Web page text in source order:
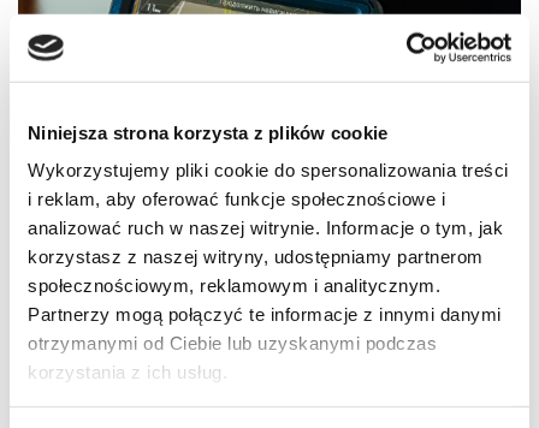
Niniejsza strona korzysta z plików cookie
Wykorzystujemy pliki cookie do spersonalizowania treści
i reklam, aby oferować funkcje społecznościowe i
analizować ruch w naszej witrynie. Informacje o tym, jak
korzystasz z naszej witryny, udostępniamy partnerom
społecznościowym, reklamowym i analitycznym.
Partnerzy mogą połączyć te informacje z innymi danymi
otrzymanymi od Ciebie lub uzyskanymi podczas
korzystania z ich usług.
Симулятор
Отличным дополнением нашего учебного
центра является 3D-симулятор вождения и
очки виртуальной реальности, благодаря